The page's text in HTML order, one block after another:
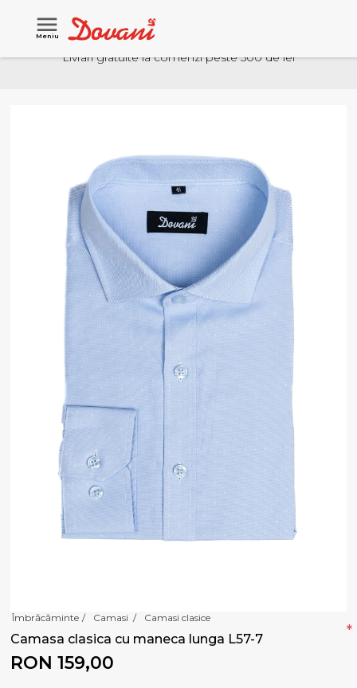
Meniu
Livrari gratuite la comenzi peste 500 de lei
Îmbrăcăminte / Camasi / Camasi clasice
Camasa clasica cu maneca lunga L57-7
RON 159,00
*